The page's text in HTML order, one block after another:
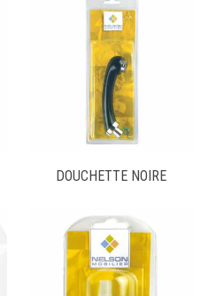
DOUCHETTE NOIRE